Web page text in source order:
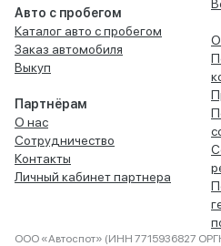
Авто с пробегом
Каталог авто с пробегом
Заказ автомобиля
Выкуп
Партнёрам
О нас
Сотрудничество
Контакты
Личный кабинет партнера
ООО «Автоспот» (ИНН 7715936827